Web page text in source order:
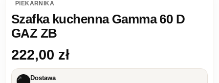
PIEKARNIKA
Szafka kuchenna Gamma 60 D
GAZ ZB
222,00 zł
↗
Dostawa